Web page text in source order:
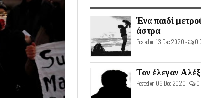
Ένα παιδί
άστρα
Posted on 13 Dec 2020 - 0
Τον έλεγαν
Posted on 06 Dec 2020 - 0